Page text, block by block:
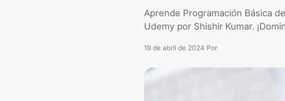
Aprende Programación Básica
Udemy por Shishir Kumar.
19 de abril de 2024 Por